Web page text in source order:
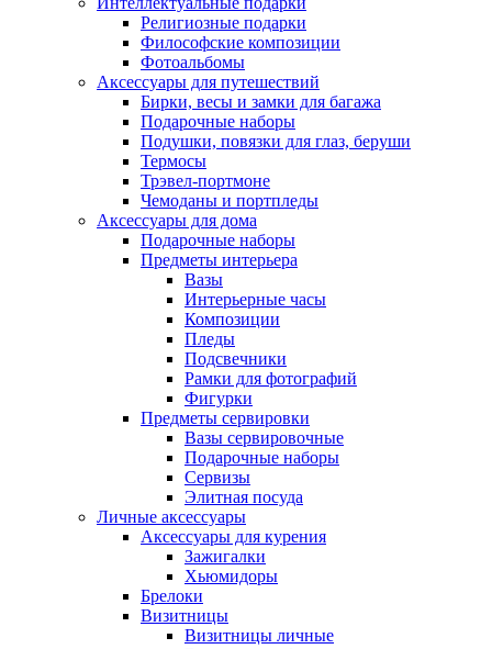
Религиозные подарки
Философские композиции
Фотоальбомы
Аксессуары для путешествий
Бирки, весы и замки для багажа
Подарочные наборы
Подушки, повязки для глаз, беруши
Термосы
Трэвел-портмоне
Чемоданы и портпледы
Аксессуары для дома
Подарочные наборы
Предметы интерьера
Вазы
Интерьерные часы
Композиции
Пледы
Подсвечники
Рамки для фотографий
Фигурки
Предметы сервировки
Вазы сервировочные
Подарочные наборы
Сервизы
Элитная посуда
Личные аксессуары
Аксессуары для курения
Зажигалки
Хьюмидоры
Брелоки
Визитницы
Визитницы личные